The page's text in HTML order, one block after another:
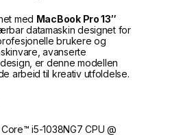
med MacBook Pro 13″
datamaskin designet for
brukere og
avanserte
er denne modellen
arbeid til kreativ utfoldelse.
i5-1038NG7 CPU @